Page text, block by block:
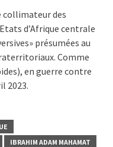
collimateur des
d’Afrique centrale
présumées au
Comme
en guerre contre
2023.
IBRAHIM ADAM MAHAMAT